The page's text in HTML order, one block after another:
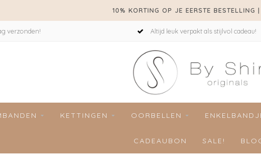
10% KORTING OP JE EERSTE BESTELLING |
verzonden! Altijd leuk verpakt als stijlvol cadeau!
KETTINGEN OORBELLEN
CADEAUBON SALE!